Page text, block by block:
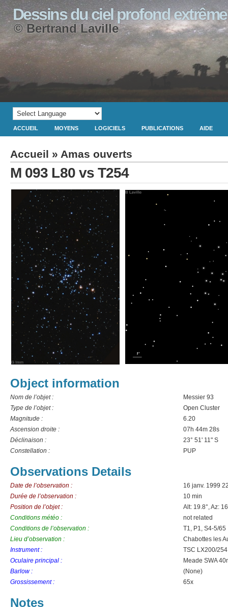
Dessins du ciel profond extrême
© Bertrand Laville
ACCUEIL MOYENS LOGICIELS PUBLICATIONS AIDE
Accueil » Amas ouverts
M 093 L80 vs T254
Object information
Nom de l’objet :
Messier 93
Type de l’objet :
Open Cluster
Magnitude :
6.20
Ascension droite :
07h 44m 28s
Déclinaison :
23° 51' 11" S
Constellation :
PUP
Observations Details
Date de l’observation :
16 janv. 1999
Durée de l’observation :
10 min
Position de l’objet :
Alt: 19.8°, Az:
Conditions météo :
not related
Conditions de l’observation :
T1, P1, S4-5/65
Lieu d’observation :
Chabottes les
Instrument :
TSC LX200/
Oculaire principal :
Meade SWA
Barlow :
(None)
Grossissement :
65x
Notes